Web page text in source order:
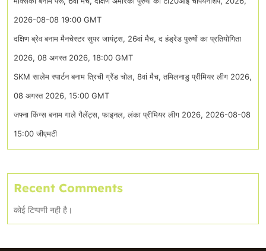
2026-08-08 19:00 GMT
दक्षिण ब्रेव बनाम मैनचेस्टर सुपर जायंट्स, 26वां मैच, द हंड्रेड पुरुषों का प्रतियोगिता
2026, 08 अगस्त 2026, 18:00 GMT
SKM सालेम स्पार्टन बनाम त्रिची ग्रैंड चोल, 8वां मैच, तमिलनाडु प्रीमियर लीग 2026,
08 अगस्त 2026, 15:00 GMT
जफ्ना किंग्स बनाम गाले गैलेंट्स, फाइनल, लंका प्रीमियर लीग 2026, 2026-08-08
15:00 जीएमटी
Recent Comments
कोई टिप्पणी नही है।